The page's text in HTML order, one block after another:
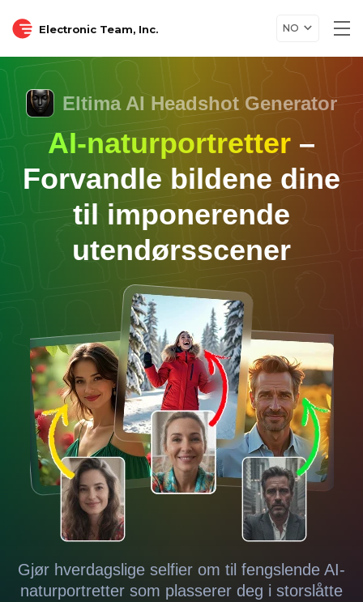
Electronic Team, Inc. NO
Eltima AI Headshot Generator
AI-naturportretter –
Forvandle bildene dine
til imponerende
utendørsscener
Gjør hverdagslige selfier om til fengslende AI-
naturportretter som plasserer deg i storslåtte